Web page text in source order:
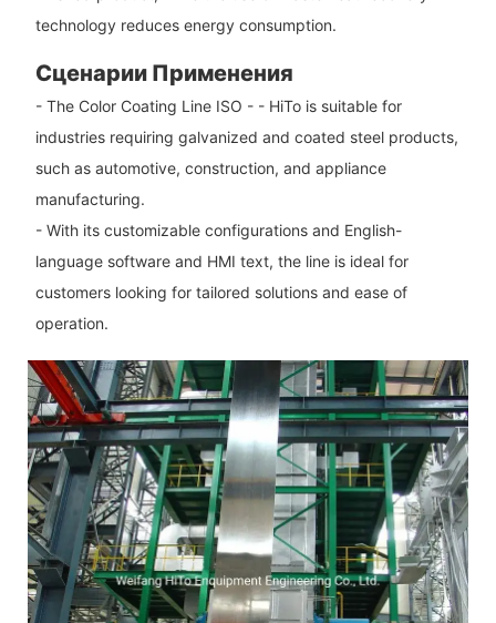
technology reduces energy consumption.
Сценарии Применения
- The Color Coating Line ISO - - HiTo is suitable for
industries requiring galvanized and coated steel products,
such as automotive, construction, and appliance
manufacturing.
- With its customizable configurations and English-
language software and HMI text, the line is ideal for
customers looking for tailored solutions and ease of
operation.